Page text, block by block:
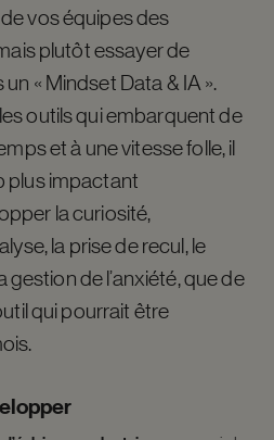
vos équipes des
plutôt essayer de
« Mindset Data & IA ».
outils qui embarquent de
et à une vitesse folle, il
plus impactant
la curiosité,
la prise de recul, le
de l’anxiété, que de
qui pourrait être